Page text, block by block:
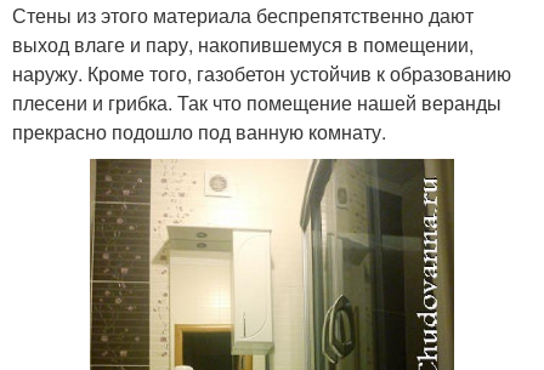
Стены из этого материала беспрепятственно дают
выход влаге и пару, накопившемуся в помещении,
наружу. Кроме того, газобетон устойчив к образованию
плесени и грибка. Так что помещение нашей веранды
прекрасно подошло под ванную комнату.